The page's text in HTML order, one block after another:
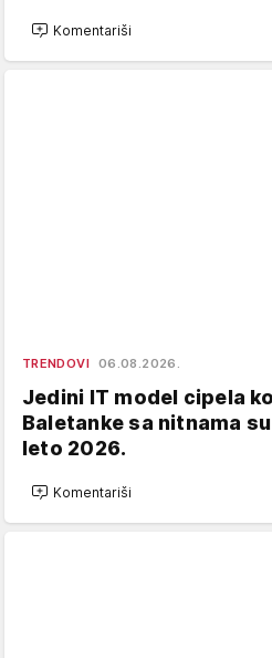
Komentariši
TRENDOVI 06.08.2026.
Jedini IT model cipela
Baletanke sa nitnama
leto 2026.
Komentariši